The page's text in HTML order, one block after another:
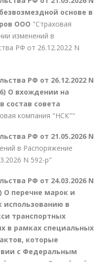
основе в
ООО "Страховая
изменений в
РФ от 26.12.2022 N
РФ от 26.12.2022 N
О вхождении на
состав совета
компания "НСК""
РФ от 21.05.2026 N
в Распоряжение
N 592-р"
РФ от 24.03.2026 N
О перечне марок и
в
транспортных
в рамках специальных
которые
с Федеральным